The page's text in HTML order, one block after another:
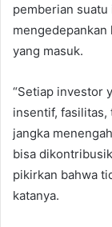
pemberian
yang masuk.
“Setiap investor
insentif, fasilitas,
jangka
bisa
pikirkan bahwa
katanya.